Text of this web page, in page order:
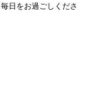
日をお過ごしくださ